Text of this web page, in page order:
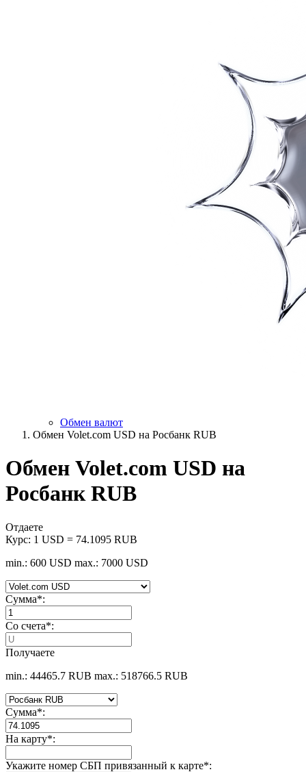
Обмен валют
Обмен Volet.com USD на Росбанк RUB
Обмен Volet.com USD на
Росбанк RUB
Отдаете
Курс: 1 USD = 74.1095 RUB
min.: 600 USD max.: 7000 USD
Сумма*:
Со счета*:
Получаете
min.: 44465.7 RUB max.: 518766.5 RUB
Сумма*:
На карту*:
Укажите номер СБП привязанный к карте*: